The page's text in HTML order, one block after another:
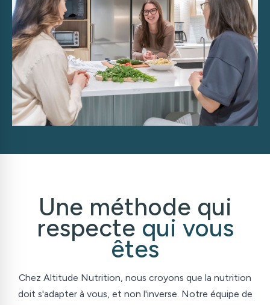
Une méthode qui
respecte qui vous
êtes
Chez Altitude Nutrition, nous croyons que la nutrition
doit s'adapter à vous, et non l'inverse. Notre équipe de